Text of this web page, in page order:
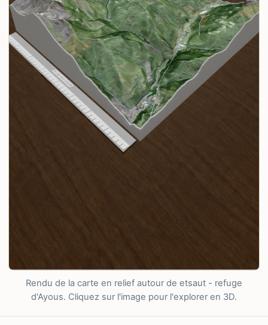
Rendu de la carte en relief autour de etsaut - refuge
d'Ayous. Cliquez sur l'image pour l'explorer en 3D.